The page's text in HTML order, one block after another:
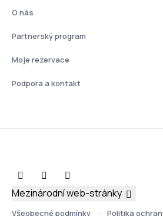
O nás
Partnerský program
Moje rezervace
Podpora a kontakt
Všeobecné podmínky Politika
Mezinárodní web-stránky